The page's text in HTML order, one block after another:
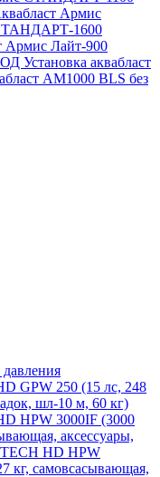
Армис
1600
Армис Лайт-900
Установка аквабласт
AM1000 BLS без
GPW 250 (15 лс, 248
шл-10 м, 60 кг)
HPW 3000IF (3000
аксессуары,
HD HPW
кг, самовсасывающая,